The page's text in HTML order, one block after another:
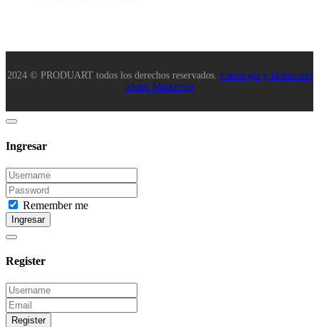
2024 © PRODUART todos los derechos reservados. Estrategia y Desarrollo
Shape Marketing
Ingresar
Remember me
Ingresar
Register
Register